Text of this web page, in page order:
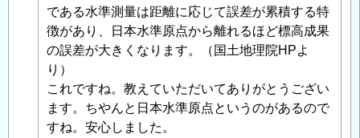
者
に
よ
る
「 Re:
災
害
である水準測量は距離に応じて誤差が累積する特
徴があり、日本水準原点から離れるほど標高成果
の誤差が大きくなります。（国土地理院HPよ
り）
これですね。教えていただいてありがとうござい
ます。ちやんと日本水準原点というのがあるので
すね。安心しました。